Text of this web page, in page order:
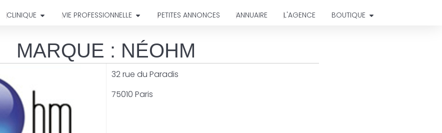
CLINIQUE VIE PROFESSIONNELLE PETITES ANNONCES ANNUAIRE L'AGENCE BOUTIQUE
MARQUE : NÉOHM
32 rue du Paradis
75010 Paris